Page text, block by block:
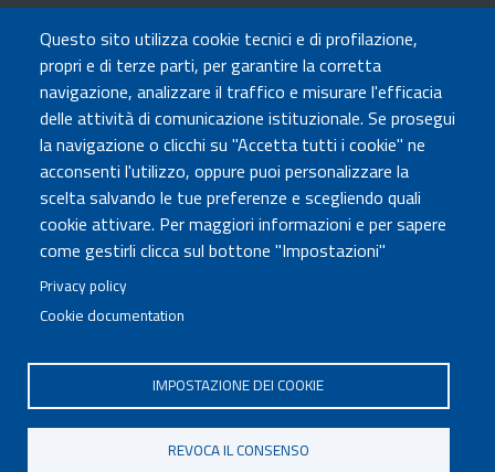
Questo sito utilizza cookie tecnici e di profilazione,
propri e di terze parti, per garantire la corretta
navigazione, analizzare il traffico e misurare l'efficacia
delle attività di comunicazione istituzionale. Se prosegui
la navigazione o clicchi su "Accetta tutti i cookie" ne
acconsenti l'utilizzo, oppure puoi personalizzare la
scelta salvando le tue preferenze e scegliendo quali
cookie attivare. Per maggiori informazioni e per sapere
come gestirli clicca sul bottone "Impostazioni"
Privacy policy
Cookie documentation
IMPOSTAZIONE DEI COOKIE
REVOCA IL CONSENSO
TRASPARENZA
Amministrazione Trasparente
Atti di notifica
Albo online
Concorsi
COMUNICA CON NOI
Urp
Posta elettronica certificata
Sedi e contatti
Governo Italiano
Tutti i diritti riservati © 2020
Mappa del sito